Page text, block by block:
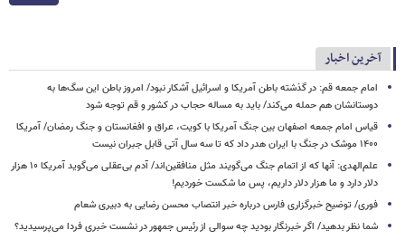
آخرین اخبار
امام جمعه قم: در گذشته باطن آمریکا و اسرائیل آشکار نبود/ امروز باطن این سگ‌ها به
دوستانشان هم حمله می‌کند/ باید به مساله حجاب در کشور و قم توجه شود
قیاس امام جمعه اصفهان بین جنگ آمریکا با کویت، عراق و افغانستان و جنگ رمضان/ آمریکا
۱۴۰۰ موشک در جنگ با ایران هدر داد که تا سه سال آتی قابل جبران نیست
علم‌الهدی: آنها که از اتمام جنگ می‌گویند مثل منافقین‌اند/ آدم بی‌عقلی می‌گوید آمریکا ۱۰ هزار
دلار دارد و ما هزار دلار داریم، پس ما شکست خوردیم!
فوری/ توضیح خبرگزاری فارس درباره خبر انتصاب محسن رضایی به دبیری شعام
شما نظر بدهید/ اگر خبرنگار بودید چه سوالی از رئیس جمهور در نشست خبری فردا می‌پرسیدید؟